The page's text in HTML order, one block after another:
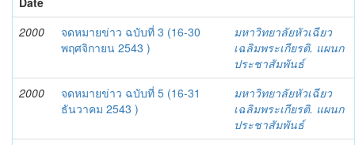
2000
จดหมายข่าว ฉบับที่ 3 (16-30
พฤศจิกายน 2543 )
มหาวิทยาลัยหัวเฉียว
เฉลิมพระเกียรติ. แผนก
ประชาสัมพันธ์
2000
จดหมายข่าว ฉบับที่ 5 (16-31
ธันวาคม 2543 )
มหาวิทยาลัยหัวเฉียว
เฉลิมพระเกียรติ. แผนก
ประชาสัมพันธ์